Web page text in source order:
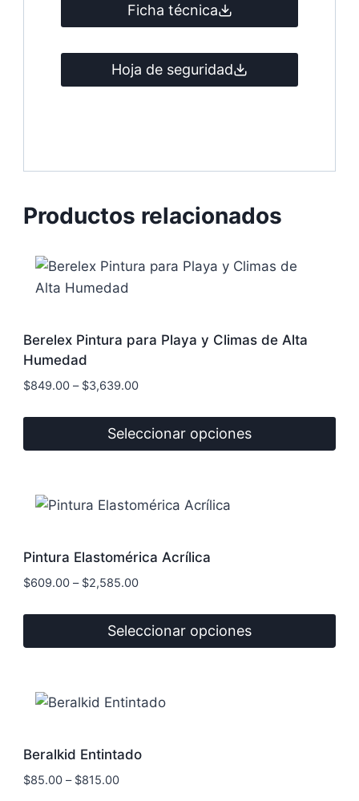
Ficha técnica
Hoja de seguridad
Productos relacionados
Berelex Pintura para Playa y Climas de Alta
Humedad
$849.00– $3,639.00
Seleccionar opciones
tiene
opciones
se
producto
Pintura Elastomérica Acrílica
$609.00– $2,585.00
Seleccionar opciones
tiene
Las
opciones
Beralkid Entintado
$85.00– $815.00